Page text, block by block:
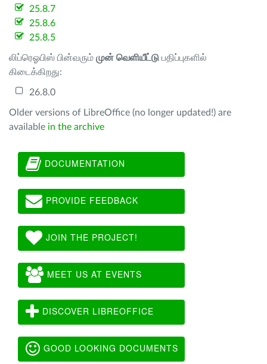
25.8.7
25.8.6
25.8.5
லிப்ரெஓபிஸ் பின்வரும் முன் வெளியீட்டு பதிப்புகளில்
கிடைக்கிறது:
26.8.0
Older versions of LibreOffice (no longer updated!) are
available in the archive
DOCUMENTATION
PROVIDE FEEDBACK
JOIN THE PROJECT!
MEET US AT EVENTS
DISCOVER LIBREOFFICE
GOOD LOOKING DOCUMENTS